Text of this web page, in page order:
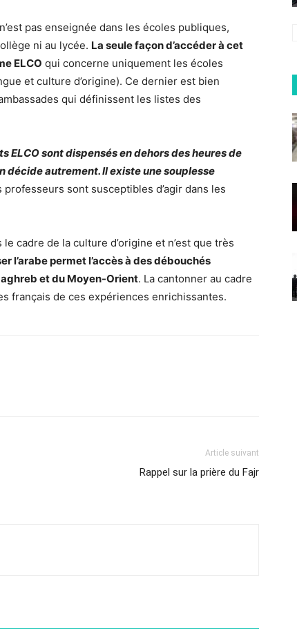
pas enseignée dans les écoles publiques,
ni au lycée. La seule façon d’accéder à cet
ELCO qui concerne uniquement les écoles
et culture d’origine). Ce dernier est bien
qui définissent les listes des
ELCO sont dispensés en dehors des heures de
décide autrement. Il existe une souplesse
sont susceptibles d’agir dans les
cadre de la culture d’origine et n’est que très
l’arabe permet l’accès à des débouchés
et du Moyen-Orient. La cantonner au cadre
français de ces expériences enrichissantes.
Article suivant
Rappel sur la prière du Fajr